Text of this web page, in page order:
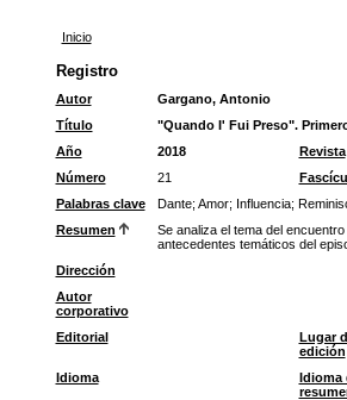
Inicio
Registro
Autor
Gargano, Antonio
Título
"Quando I' Fui Preso".
Año
2018 Revista
Número
21
Palabras clave
Dante; Amor; Influencia;
Resumen
Se analiza el tema del
antecedentes temáticos del
Dirección
Autor
corporativo
Editorial
Lugar
edición
Idioma
Idioma